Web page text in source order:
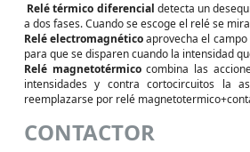
Relé térmico diferencial detecta un
a dos fases. Cuando se escoge el relé se
Relé electromagnéticoaprovecha el
para que se disparen cuando la intensidad
Relé magnetotérmicocombina las
intensidades y contra cortocircuitos la
reemplazarse por relé
CONTACTOR